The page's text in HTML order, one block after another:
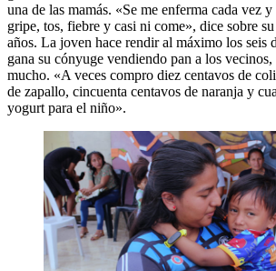
una de las mamás. «Se me enferma cada vez
gripe, tos, fiebre y casi ni come», dice sobre
años. La joven hace rendir al máximo los seis
gana su cónyuge vendiendo pan a los
mucho. «A veces compro diez centavos de
de zapallo, cincuenta centavos de naranja y
yogurt para el niño».